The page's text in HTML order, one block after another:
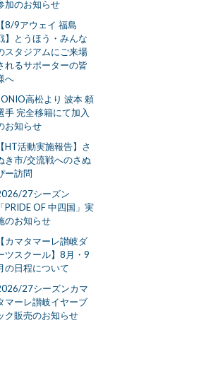
加のお知らせ
【8/9アウェイ 福島
】とうほう・みんな
スタジアムにご来場
れるサポーターの皆
へ
高松より 波本 頼
手 完全移籍にて加入
お知らせ
【HT活動実施報告】さ
き市/交流戦へのさぬ
ー訪問
27シーズン
「PRIDE OF 中四国」実
のお知らせ
【カマタマーレ讃岐ダ
ツスクール】8月・9
の日程について
27シーズンカマ
マーレ讃岐イヤーブ
ク販売のお知らせ